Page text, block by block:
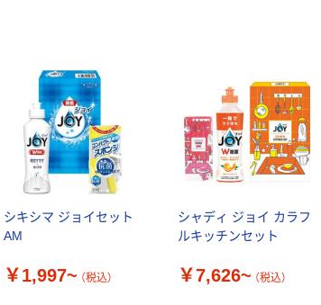
シキシマ ジョイセット
AM
￥1,997~ （税込）
シャディ ジョイ カラフ
ルキッチンセット
￥7,626~ （税込）